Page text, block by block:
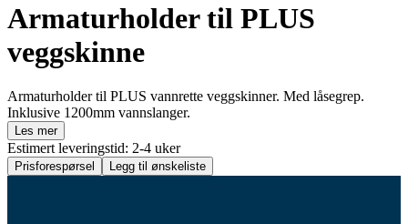
Armaturholder til PLUS
veggskinne
Armaturholder til PLUS vannrette veggskinner. Med låsegrep.
Inklusive 1200mm vannslanger.
Les mer
Estimert leveringstid: 2-4 uker
Prisforespørsel Legg til ønskeliste